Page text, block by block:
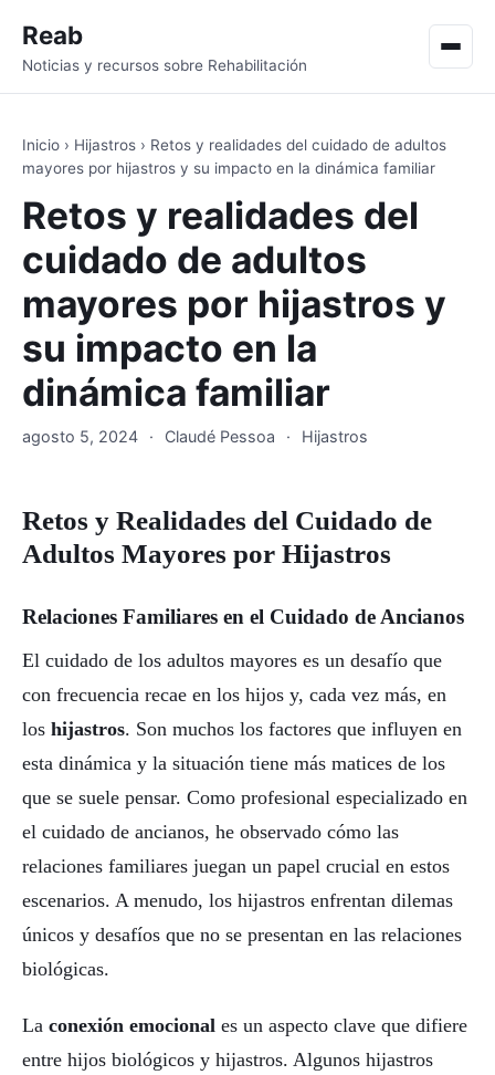
Reab
Noticias y recursos sobre Rehabilitación
Inicio › Hijastros › Retos y realidades del cuidado de adultos
mayores por hijastros y su impacto en la dinámica familiar
Retos y realidades del
cuidado de adultos
mayores por hijastros y
su impacto en la
dinámica familiar
agosto 5, 2024 · Claudé Pessoa · Hijastros
Retos y Realidades del Cuidado de
Adultos Mayores por Hijastros
Relaciones Familiares en el Cuidado de Ancianos
El cuidado de los adultos mayores es un desafío que
con frecuencia recae en los hijos y, cada vez más, en
los hijastros. Son muchos los factores que influyen en
esta dinámica y la situación tiene más matices de los
que se suele pensar. Como profesional especializado en
el cuidado de ancianos, he observado cómo las
relaciones familiares juegan un papel crucial en estos
escenarios. A menudo, los hijastros enfrentan dilemas
únicos y desafíos que no se presentan en las relaciones
biológicas.
La conexión emocional es un aspecto clave que difiere
entre hijos biológicos y hijastros. Algunos hijastros